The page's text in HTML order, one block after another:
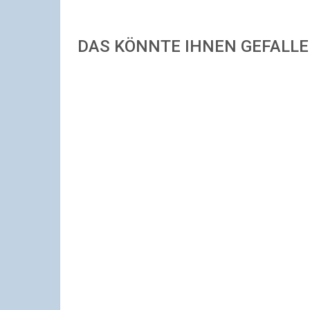
DAS KÖNNTE IHNEN